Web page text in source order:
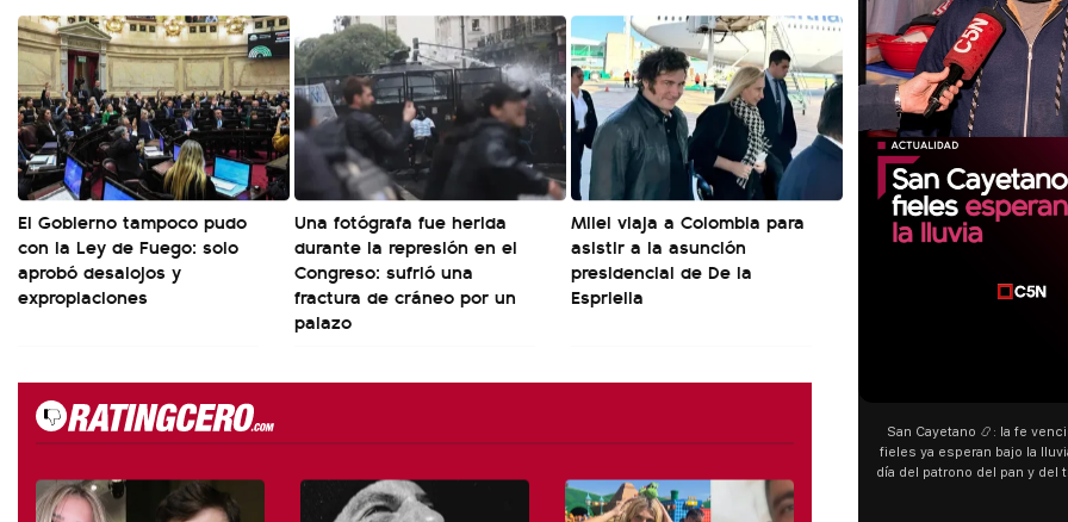
El Gobierno tampoco pudo
con la Ley de Fuego: solo
aprobó desalojos y
expropiaciones
Una fotógrafa fue herida
durante la represión en el
Congreso: sufrió una
fractura de cráneo por un
palazo
Milei viaja a Colombia para
asistir a la asunción
presidencial de De la
Espriella
San Cayetano 📿: la fe
fieles ya esperan bajo la
día del patrono del pan y del
y pedir. 🎙️